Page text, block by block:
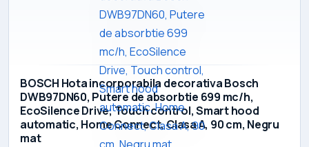
BOSCH Hota incorporabila decorativa Bosch
DWB97DN60, Putere de absorbtie 699 mc/h,
EcoSilence Drive, Touch control, Smart hood
automatic, Home Connect, Clasa A, 90 cm, Negru
mat